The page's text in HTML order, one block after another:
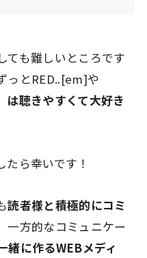
ても難しいところです
っとRED..[em]や
は聴きやすくて大好き
ら幸いです！
読者様と積極的にコミ
一方的なコミュニケー
緒に作るWEBメディ